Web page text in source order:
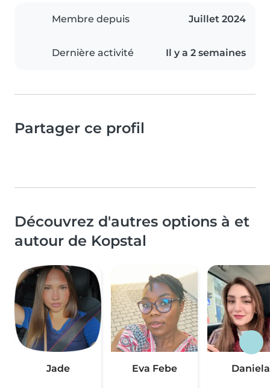
Membre depuis Juillet 2024
Dernière activité Il y a 2 semaines
Partager ce profil
Découvrez d'autres options à et
autour de Kopstal
Jade Eva Febe Daniela